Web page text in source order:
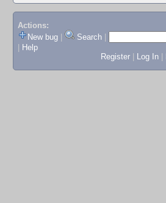
Actions:
New bug
Search
Help
Register
Log In